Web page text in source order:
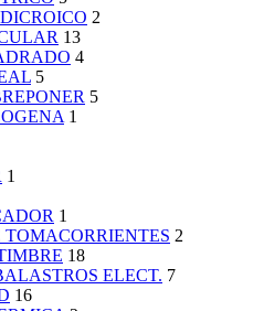
2
13
4
5
5
1
1
1
TOMACORRIENTES 2
18
ELECT. 7
16